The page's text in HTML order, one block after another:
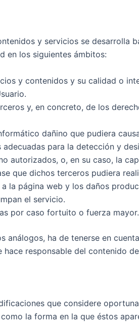
y servicios se desarrolla
en los siguientes ámbitos:
y contenidos y su calidad o
y, en concreto, de los
dañino que pudiera
para la detección y
autorizados, o, en su caso, la
que dichos terceros pudiera
la página web y los daños
el servicio.
por caso fortuito o fuerza mayor.
ha de tenerse en
responsable del contenido
que considere
la forma en la que éstos